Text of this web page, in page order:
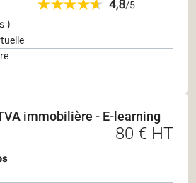
)
immobilière - E-learning
80 € HT